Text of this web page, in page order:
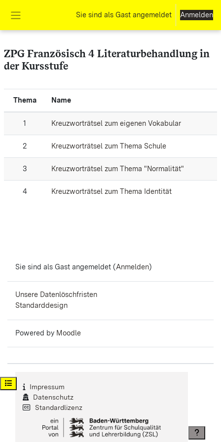
Sie sind als Gast angemeldet Anmelden
Kursindex öffnen
ZPG Französisch 4 Literaturbehandlung in
der Kursstufe
Thema Name
1 Kreuzworträtsel zum eigenen Vokabular
2 Kreuzworträtsel zum Thema Schule
3 Kreuzworträtsel zum Thema "Normalität"
4 Kreuzworträtsel zum Thema Identität
Sie sind als Gast angemeldet (Anmelden)
Unsere Datenlöschfristen
Standarddesign
Powered by Moodle
Impressum
Datenschutz
Standardlizenz